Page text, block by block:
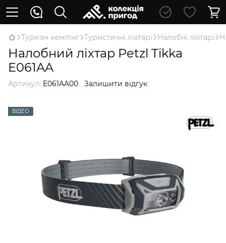
Туризм кемпінг Туристичні ліхтарі Налобні ліхтарі
Налобний ліхтар Petzl Tikka
E061AA
Артикул: E061AA00 Залишити відгук
ВІДЕО